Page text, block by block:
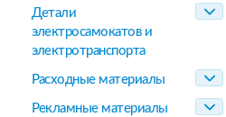
Детали
электросамокатов и
электротранспорта
Расходные материалы
Рекламные материалы